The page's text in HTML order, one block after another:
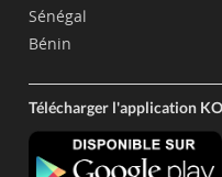
Sénégal
Bénin
Télécharger l'application